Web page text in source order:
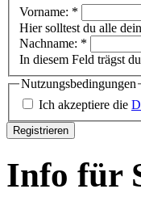
Vorname: *
Hier solltest du alle
Nachname: *
In diesem Feld trägst
Nutzungsbedingungen
Ich akzeptiere die
Info für